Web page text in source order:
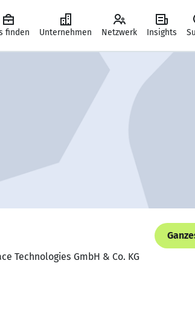
finden Unternehmen Netzwerk Insights
Technologies GmbH & Co. KG